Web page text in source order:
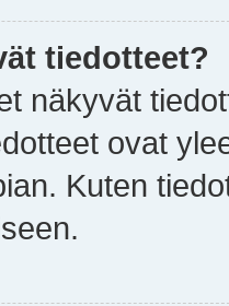
tiedotteet?
näkyvät
ovat
Kuten